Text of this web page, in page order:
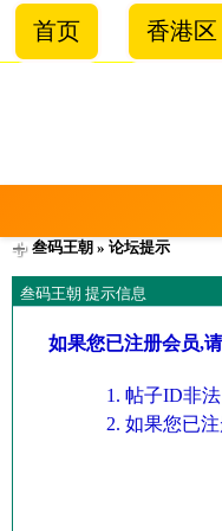
首页 香港区
叁码王朝 » 论坛提示
叁码王朝 提示信息
如果您已注册会员,
帖子ID非法
如果您已